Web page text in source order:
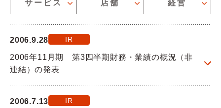
採用情報
企業情報
IR情報
サービス 店舗 経営
2006.9.28 IR
2006年11月期 第3四半期財務・業績の概況（非
連結）の発表
2006.7.13 IR